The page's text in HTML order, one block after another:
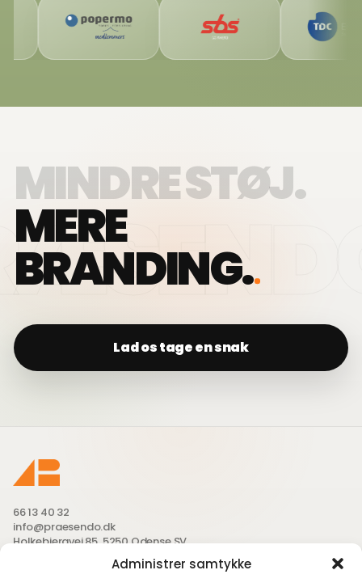
Administrer samtykke
MINDRE STØJ.
MERE
BRANDING.
Lad os tage en snak
66 13 40 32
info@praesendo.dk
Holkebjergvej 85, 5250 Odense SV